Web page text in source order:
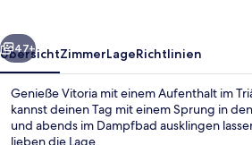
Weiter
47+
ÜbersichtZimmerLageRichtlinien
Genieße Vitoria mit einem Aufenthalt im
kannst deinen Tag mit einem Sprung in
und abends im Dampfbad ausklingen
lieben die Lage.